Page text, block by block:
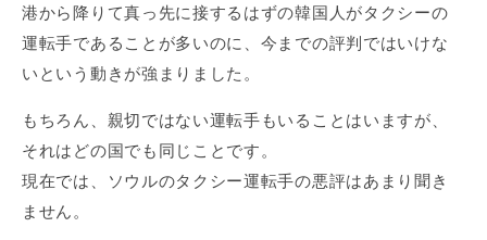
港から降りて真っ先に接するはずの韓国人がタクシーの
運転手であることが多いのに、今までの評判ではいけな
いという動きが強まりました。
もちろん、親切ではない運転手もいることはいますが、
それはどの国でも同じことです。
現在では、ソウルのタクシー運転手の悪評はあまり聞き
ません。